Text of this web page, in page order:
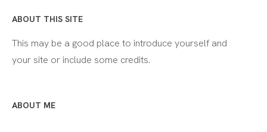
ABOUT THIS SITE
This may be a good place to introduce yourself and
your site or include some credits.
ABOUT ME